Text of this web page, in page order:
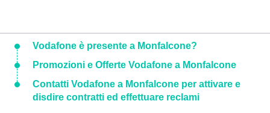
Vodafone è presente a Monfalcone?
Promozioni e Offerte Vodafone a Monfalcone
Contatti Vodafone a Monfalcone per attivare e
disdire contratti ed effettuare reclami